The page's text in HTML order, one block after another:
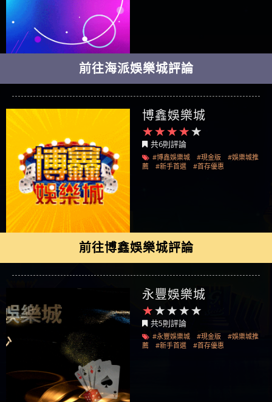
前往海派娛樂城評論
博鑫娛樂城
共6則評論
#博鑫娛樂城 #現金版
#娛樂城推
薦
#新手首選 #首存優惠
前往博鑫娛樂城評論
永豐娛樂城
共5則評論
#永豐娛樂城 #現金版
#娛樂城推
薦
#新手首選 #首存優惠